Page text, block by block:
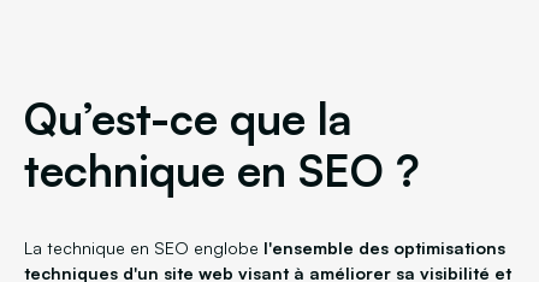
Qu’est-ce que la
technique en SEO ?
La technique en SEO englobe l'ensemble des optimisations
techniques d'un site web visant à améliorer sa visibilité et